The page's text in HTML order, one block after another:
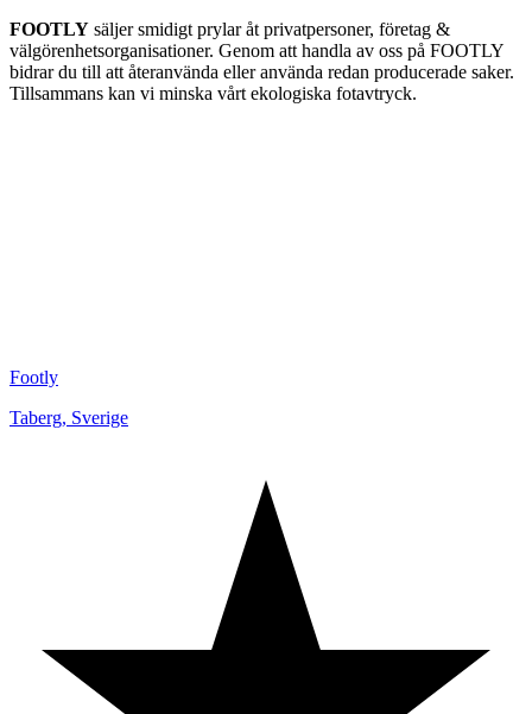
FOOTLY säljer smidigt prylar åt privatpersoner, företag &
välgörenhetsorganisationer. Genom att handla av oss på FOOTLY
bidrar du till att återanvända eller använda redan producerade saker.
Tillsammans kan vi minska vårt ekologiska fotavtryck.
Footly
Taberg, Sverige